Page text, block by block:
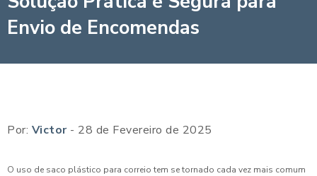
Envio de Encomendas
Por: Victor- 28 de Fevereiro de 2025
O uso de saco plástico para correio tem se tornado cada vez mais comum